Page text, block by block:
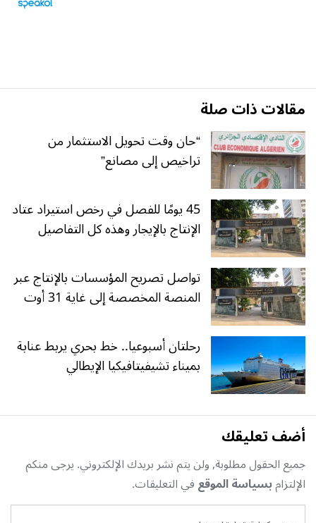
مقالات ذات صلة
“حان وقت تحويل الاستثمار من
تراخيص إلى مصانع”
45 يومًا للفصل في رخص استيراد عتاد
الإنتاج بالإيجار وهذه كل التفاصيل
تواصل تصريح المؤسسات بالإنتاج عبر
المنصة المخصصة إلى غاية 31 أوت
رحلتان أسبوعيا.. خط بحري يربط عنابة
بميناء تشيفيتافيكيا الإيطالي
أضف تعليقك
جميع الحقول مطلوبة, ولن يتم نشر بريدك الإلكتروني. يرجى منكم
الإلتزامبسياسة الموقعفي التعليقات.